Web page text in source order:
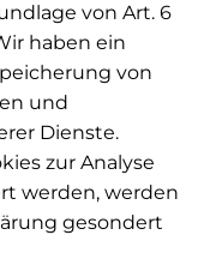
von Art. 6
haben ein
von
und
Dienste.
zur Analyse
werden, werden
gesondert